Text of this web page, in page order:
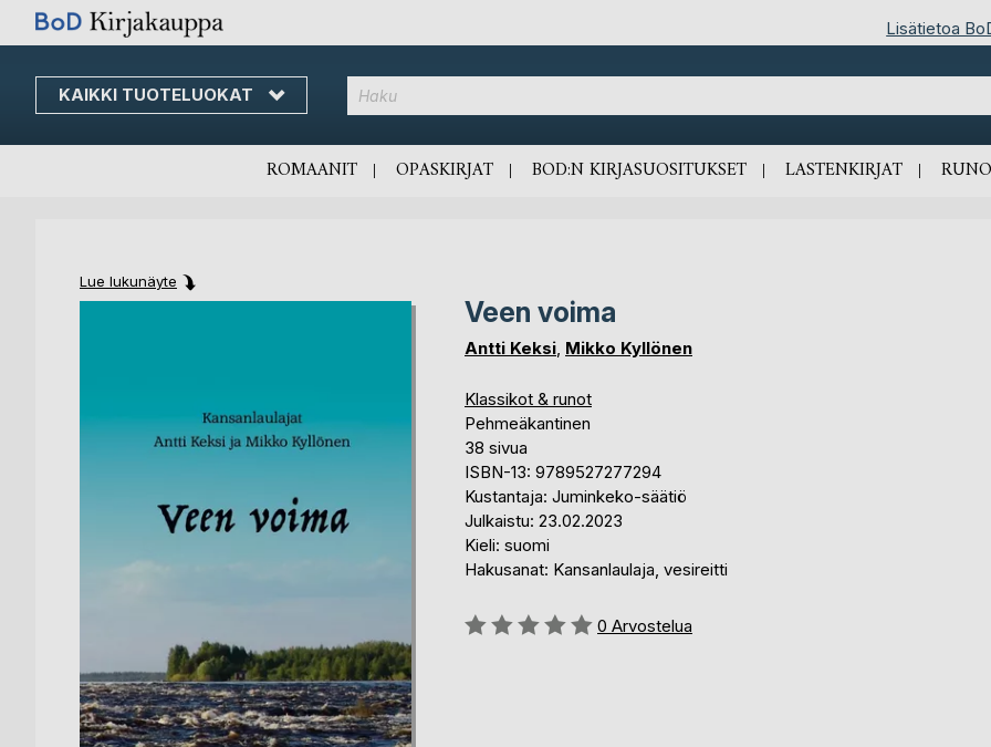
Lisätietoa
KAIKKI TUOTELUOKAT
Skip
Content
ROMAANIT OPASKIRJAT BOD:N KIRJASUOSITUKSET LASTENKIRJAT
Lue lukunäyte
the
the
Veen voima
Antti Keksi, Mikko Kyllönen
Klassikot & runot
Pehmeäkantinen
38 sivua
ISBN-13: 9789527277294
Kustantaja: Juminkeko-säätiö
Julkaistu: 23.02.2023
Kieli: suomi
Hakusanat: Kansanlaulaja, vesireitti
Arvostelu::
0 Arvostelua